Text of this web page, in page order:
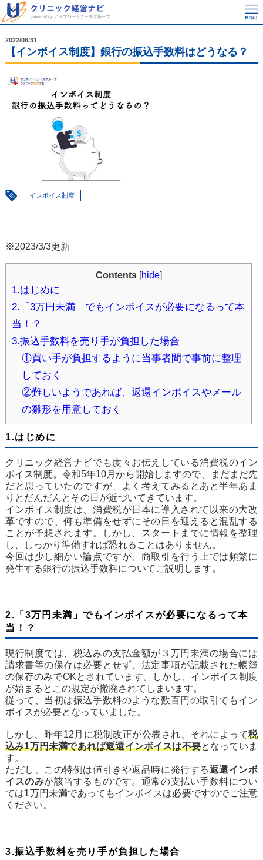
2022/08/31
【インボイス制度】銀行の振込手数料はどうなる？
インボイス制度
※2023/3/3更新
Contents [hide]
1.はじめに
2.「3万円未満」でもインボイスが必要になるって本
当！？
3.振込手数料を売り手が負担した場合
①買い手が負担するように当事者間で事前に整理
しておく
②難しいようであれば、返還インボイスやメール
の雛形を用意しておく
1.はじめに
クリニック経営ナビでも度々お伝えしている消費税のイン
ボイス制度。令和5年10月から開始しますので、まだまだ先
だと思っていたのですが、よく考えてみるとあと半年あま
りとだんだんとその日が近づいてきています。
インボイス制度は、消費税が日本に導入されて以来の大改
革ですので、何も準備をせずにその日を迎えると混乱する
ことが予想されます。しかし、スタートまでに情報を整理
し、しっかり準備すれば恐れることはありません。
今回は少し細かい論点ですが、商取引を行う上では頻繁に
発生する銀行の振込手数料についてご説明します。
2.「3万円未満」でもインボイスが必要になるって本
当！？
現行制度では、税込みの支払金額が３万円未満の場合には
請求書等の保存は必要とせず、法定事項が記載された帳簿
の保存のみでOKとされています。しかし、インボイス制度
が始まるとこの規定が撤廃されてしまいます。
従って、当初は振込手数料のような数百円の取引でもイン
ボイスが必要となっていました。
しかし、昨年12月に税制改正が公表され、それによって税
込み1万円未満であれば返還インボイスは不要となっていま
す。
ただし、この特例は値引きや返品時に発行する返還インボ
イスのみが該当するものです。通常の支払い手数料につい
ては1万円未満であってもインボイスは必要ですのでご注意
ください。
3.振込手数料を売り手が負担した場合